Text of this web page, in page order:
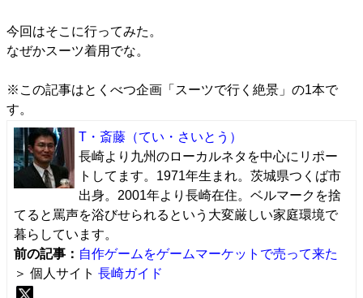
今回はそこに行ってみた。
なぜかスーツ着用でな。
※この記事はとくべつ企画「スーツで行く絶景」 の1本で
す。
T・斎藤 （てい・さいとう）
長崎より九州のローカルネタを中心にリポー
トしてます。1971年生まれ。茨城県つくば市
出身。2001年より長崎在住。ベルマークを捨
てると罵声を浴びせられるという大変厳しい家庭環境で
暮らしています。
前の記事： 自作ゲームをゲームマーケットで売って来た
＞ 個人サイト 長崎ガイド